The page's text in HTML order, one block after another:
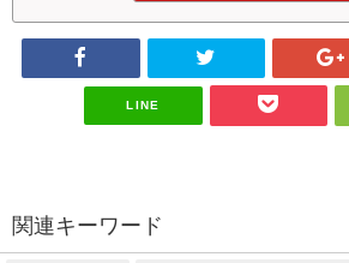
LINE
関連キーワード